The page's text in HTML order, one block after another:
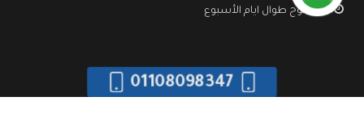
مفتوح طوال ايام الأسبوع
01108098347